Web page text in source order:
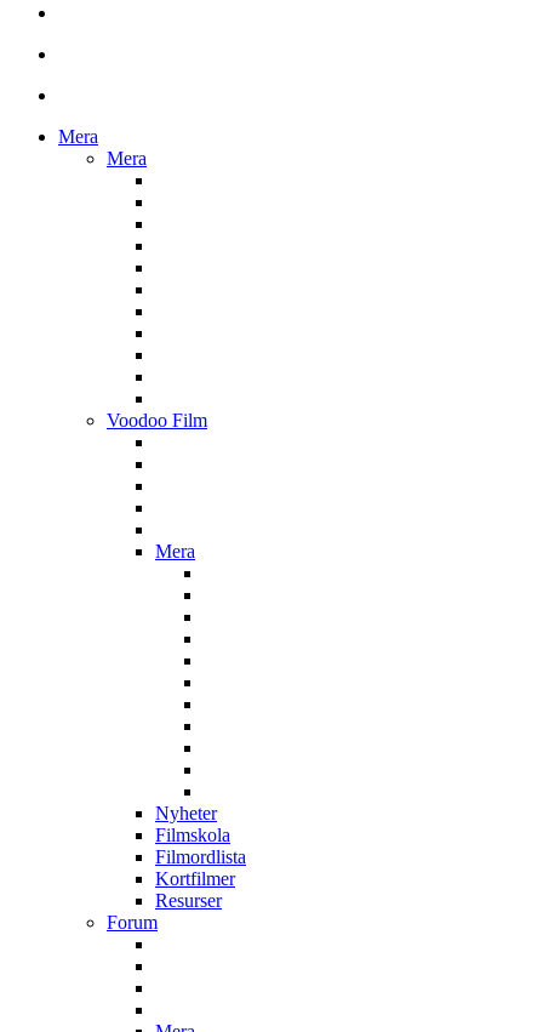
Mera
Mera
Voodoo Film
Mera
Nyheter
Filmskola
Filmordlista
Kortfilmer
Resurser
Forum